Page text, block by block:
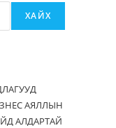
ХАЙХ
АЯЛЛЫН
АЛДАРТАЙ